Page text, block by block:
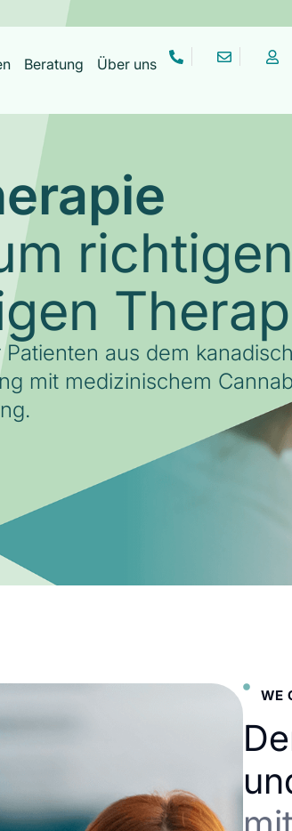
Beratung Über uns
aus dem
mit medizinischem
WE